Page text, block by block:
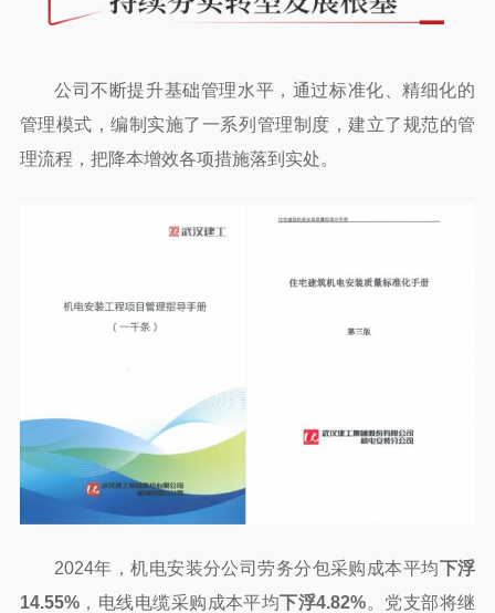
公司不断提升基础管理水平，通过标准化、精细化的
管理模式，编制实施了一系列管理制度，建立了规范的管
理流程，把降本增效各项措施落到实处。
2024年，机电安装分公司劳务分包采购成本平均下浮
14.55%，电线电缆采购成本平均下浮4.82%。党支部将继